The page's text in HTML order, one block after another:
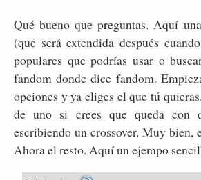
Qué bueno que preguntas. Aquí
(que será extendida después
populares que podrías usar o
fandom donde dice fandom.
opciones y ya eliges el que tú
de uno si crees que queda con
escribiendo un crossover. Muy bien,
Ahora el resto. Aquí un ejempo